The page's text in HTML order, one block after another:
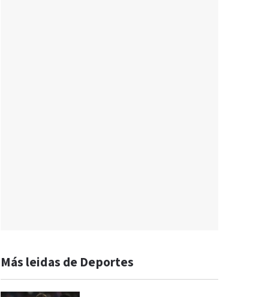
Más leidas de Deportes